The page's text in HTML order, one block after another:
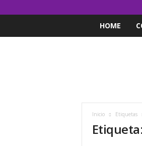
HOME
Inicio Etiquetas